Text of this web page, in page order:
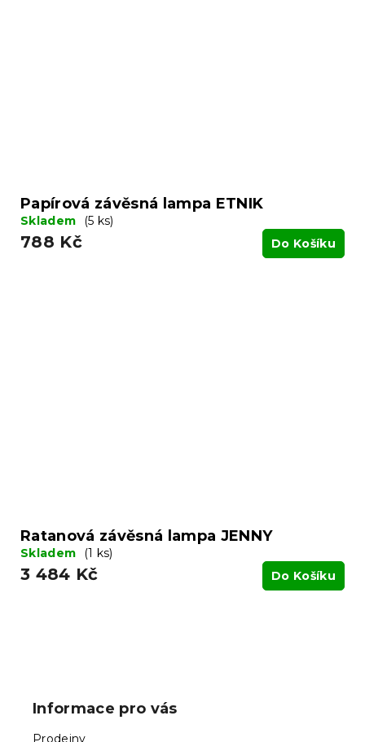
Papírová závěsná lampa ETNIK
Skladem (5 ks)
788 Kč Do Košíku
Ratanová závěsná lampa JENNY
Skladem (1 ks)
3 484 Kč Do Košíku
Informace pro vás
Prodejny